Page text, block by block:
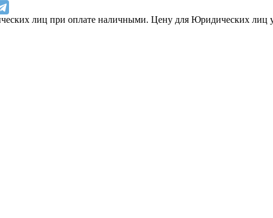
лиц при оплате наличными. Цену для Юридических лиц